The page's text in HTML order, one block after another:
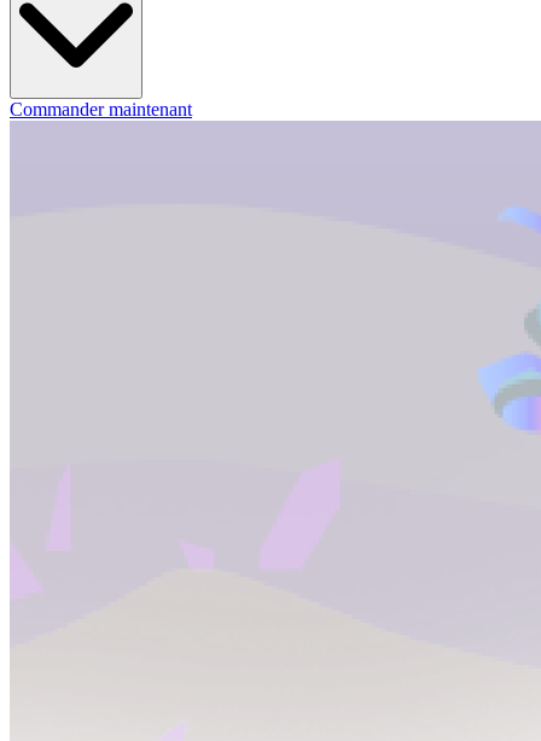
Commander maintenant